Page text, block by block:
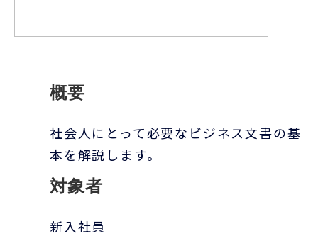
概要
社会人にとって必要なビジネス文書の基
本を解説します。
対象者
新入社員